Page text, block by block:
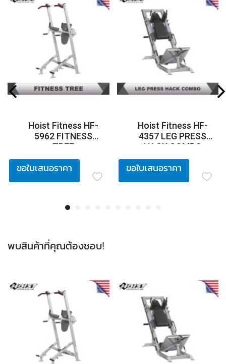
Hoist Fitness HF-
5962 FITNESS
TREE
ขอใบเสนอราคา
Hoist Fitness HF-
4357 LEG PRESS
HACK COMBO
ขอใบเสนอราคา
พบสินค้าที่คุณต้องชอบ!